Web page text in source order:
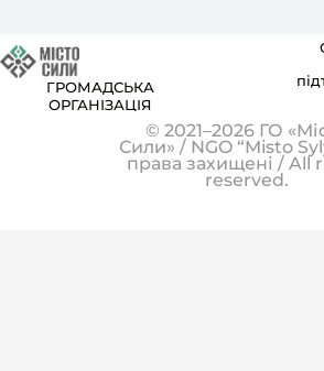
ГРОМАДСЬКА
ОРГАНІЗАЦІЯ
© 2021–2026 ГО
Сили» / NGO “Misto
права захищені / All
reserved.